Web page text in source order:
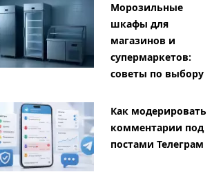
Морозильные
шкафы для
магазинов и
супермаркетов:
советы по выбору
Как модерировать
комментарии под
постами Телеграм